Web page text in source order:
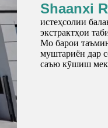
Shaanxi
истеҳсолии
экстрактҳои
Мо барои
муштариён дар
саъю кӯшиш